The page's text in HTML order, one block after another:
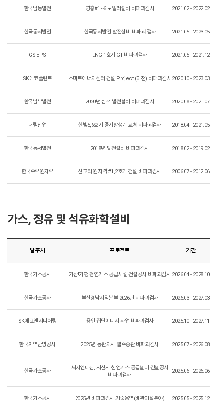
한국남동발전 영흥#1~6 보일러설비 비파괴검사 2021.02 - 2022.02
한국동서발전 한국동서발전 발전설비 비파괴 검사 2021.05 - 2023.05
GS EPS LNG 1호기 GT 비파괴검사 2021.05 - 2021.12
SK에코플랜트 스마트에너지센터 건설 Project (이천) 비파괴검사 2020.10 - 2023.03
한국남부발전 2020년 삼척 발전설비 비파괴검사 2020.08 - 2021.07
대림산업 한빛5,6호기 증기발생기 교체 비파괴검사 2018.04 - 2021.05
한국동서발전 2018년 발전설비 비파괴검사 2018.02 - 2019.02
한국수력원자력 신고리 원자력 #1,2호기 건설 비파괴검사 2006.07 - 2012.06
가스, 정유 및 석유화학설비
발주처 프로젝트 기간
한국가스공사 가산!가평 천연가스 공급시설 건설공사 비파괴검사 2026.04 - 2028.10
한국가스공사 부산경남지역본부 2026년 비파괴검사 2026.03 - 2027.03
SK에코엔지니어링 용인 집단에너지 사업 비파괴검사 2025.10 - 2027.11
한국지역난방공사 2025년 동탄지사 열수송관 비파괴검사 2025.07 - 2026.08
한국가스공사
씨지앤대산, 서산시 천연가스 공급설비 건설공사
비파괴검사
2025.06 - 2026.06
한국가스공사 2025년 비파괴검사 기술용역(배관이설분야) 2025.05 - 2025.12